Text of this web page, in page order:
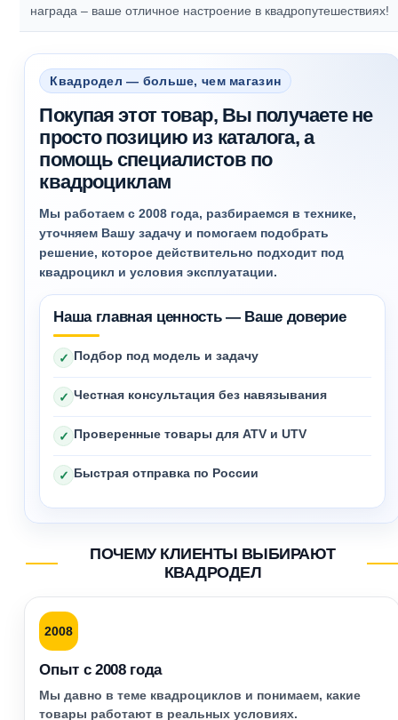
награда – ваше отличное настроение в квадропутешествиях!
Квадродел — больше, чем магазин
Покупая этот товар, Вы получаете не
просто позицию из каталога, а
помощь специалистов по
квадроциклам
Мы работаем с 2008 года, разбираемся в технике,
уточняем Вашу задачу и помогаем подобрать
решение, которое действительно подходит под
квадроцикл и условия эксплуатации.
Наша главная ценность — Ваше доверие
✓ Подбор под модель и задачу
✓ Честная консультация без навязывания
✓ Проверенные товары для ATV и UTV
✓ Быстрая отправка по России
ПОЧЕМУ КЛИЕНТЫ ВЫБИРАЮТ
КВАДРОДЕЛ
2008
Опыт с 2008 года
Мы давно в теме квадроциклов и понимаем, какие
товары работают в реальных условиях.